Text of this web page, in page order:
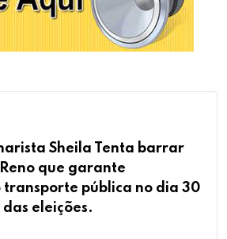
Sheila Tenta barrar
que garante
pública no dia 30
eleições.